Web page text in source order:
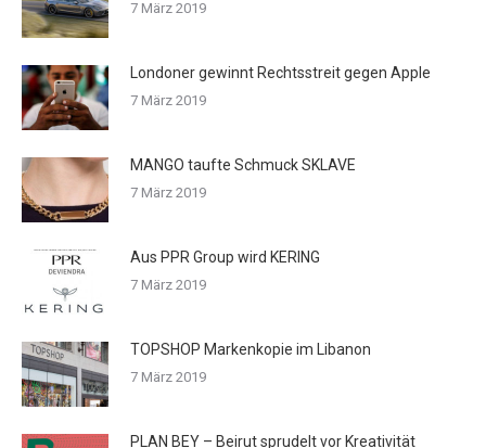
7 März 2019
Londoner gewinnt Rechtsstreit gegen Apple
7 März 2019
MANGO taufte Schmuck SKLAVE
7 März 2019
Aus PPR Group wird KERING
7 März 2019
TOPSHOP Markenkopie im Libanon
7 März 2019
PLAN BEY – Beirut sprudelt vor Kreativität